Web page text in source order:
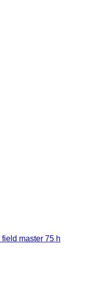
field master 75 h